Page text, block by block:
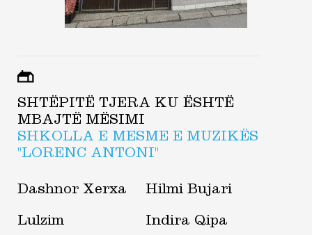
SHTËPITË TJERA KU ËSHTË
MBAJTË MËSIMI
SHKOLLA E MESME E MUZIKËS
"LORENC ANTONI"
Dashnor Xerxa Hilmi Bujari
Lulzim
Indira Qipa